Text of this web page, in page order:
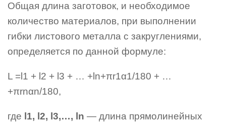
Общая длина заготовок, и необходимое
количество материалов, при выполнении
гибки листового металла с закруглениями,
определяется по данной формуле:
L =l1 + l2 + l3 + … +ln+πr1α1/180 + …
+πrnαn/180,
где l1, l2, l3,…, ln — длина прямолинейных